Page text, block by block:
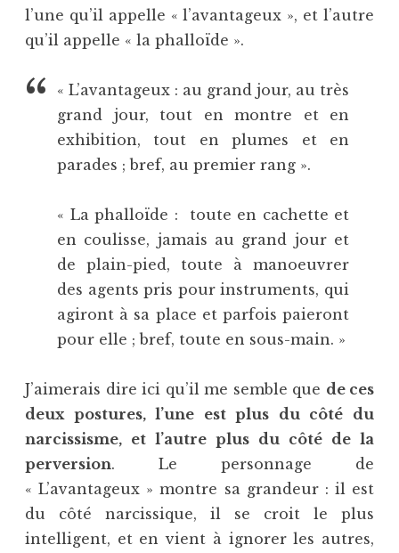
l’une qu’il appelle « l’avantageux », et l’autre
qu’il appelle « la phalloïde ».
« L’avantageux : au grand jour, au très
grand jour, tout en montre et en
exhibition, tout en plumes et en
parades ; bref, au premier rang ».
« La phalloïde : toute en cachette et
en coulisse, jamais au grand jour et
de plain-pied, toute à manoeuvrer
des agents pris pour instruments, qui
agiront à sa place et parfois paieront
pour elle ; bref, toute en sous-main. »
J’aimerais dire ici qu’il me semble que de ces
deux postures, l’une est plus du côté du
narcissisme, et l’autre plus du côté de la
perversion. Le personnage de
« L’avantageux » montre sa grandeur : il est
du côté narcissique, il se croit le plus
intelligent, et en vient à ignorer les autres,